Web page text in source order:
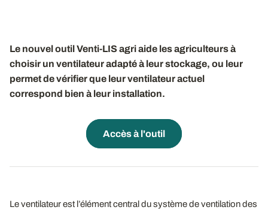
Le nouvel outil Venti-LIS agri aide les agriculteurs à
choisir un ventilateur adapté à leur stockage, ou leur
permet de vérifier que leur ventilateur actuel
correspond bien à leur installation.
Accès à l'outil
Le ventilateur est l’élément central du système de ventilation des